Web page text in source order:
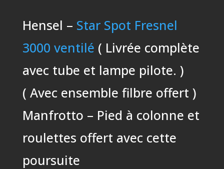
Hensel – Star Spot Fresnel
3000 ventilé ( Livrée complète
avec tube et lampe pilote. )
( Avec ensemble filbre offert )
Manfrotto – Pied à colonne et
roulettes offert avec cette
poursuite